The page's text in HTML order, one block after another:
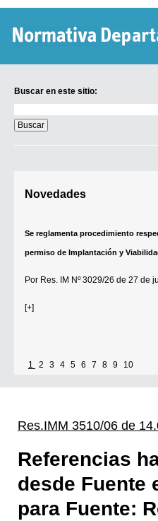
Buscar en este sitio:
en
este
sitio:
Novedades
Se reglamenta procedimiento
permiso de Implantación y
Por Res. IM Nº 3029/26 de 27 de
[+]
1 2 3 4 5 6 7 8 9 10
Res.IMM 3510/06 de
Referencias
desde Fuente
para Fuente: